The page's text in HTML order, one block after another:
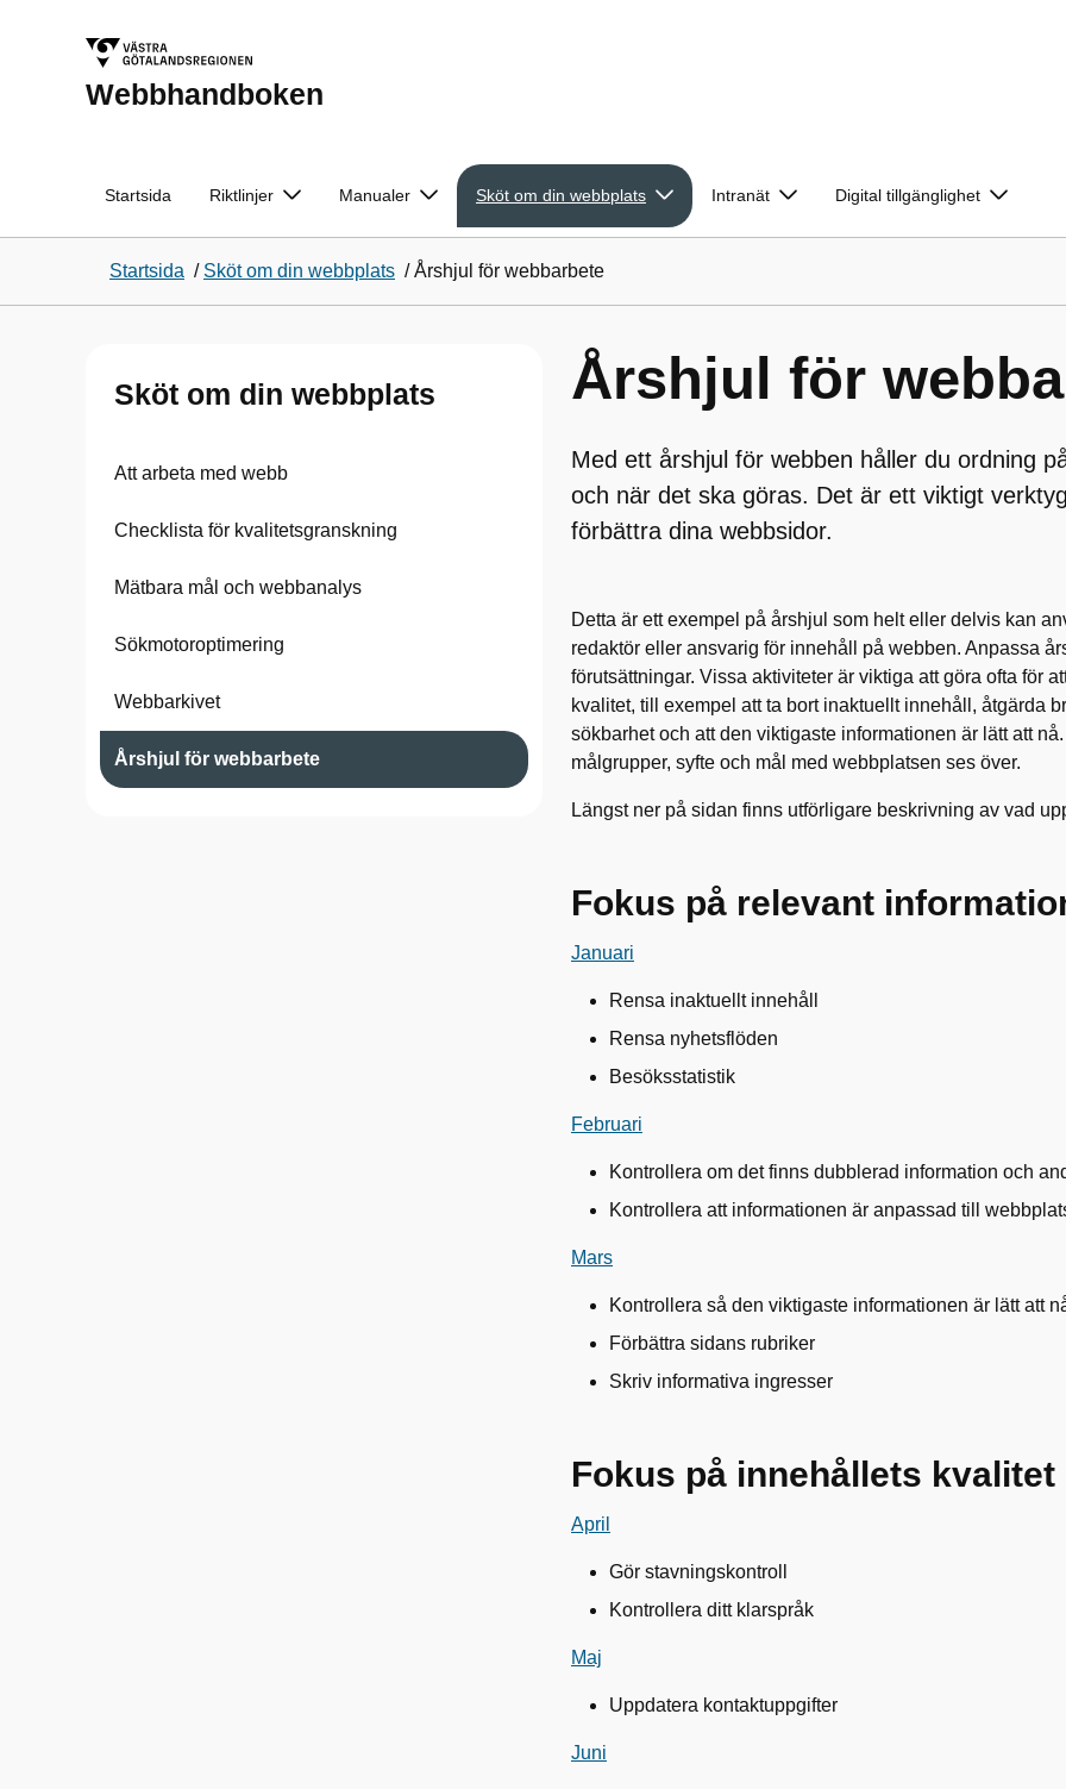
Webbhandboken
Startsida Riktlinjer Manualer Sköt om din webbplats Intranät Digital tillgänglighet
Startsida / Sköt om din webbplats /Årshjul för webbarbete
Sköt om din webbplats
Att arbeta med webb
Checklista för kvalitetsgranskning
Mätbara mål och webbanalys
Sökmotoroptimering
Webbarkivet
Årshjul för webbarbete
Årshjul för
Med ett årshjul för webben håller du ordning
och när det ska göras. Det är ett viktigt
förbättra dina webbsidor.
Detta är ett exempel på årshjul som helt eller delvis kan
redaktör eller ansvarig för innehåll på webben. Anpassa
förutsättningar. Vissa aktiviteter är viktiga att göra ofta för
kvalitet, till exempel att ta bort inaktuellt innehåll, åtgärda
sökbarhet och att den viktigaste informationen är lätt att
målgrupper, syfte och mål med webbplatsen ses över.
Längst ner på sidan finns utförligare beskrivning av vad
Fokus på relevant
Januari
Rensa inaktuellt innehåll
Rensa nyhetsflöden
Besöksstatistik
Februari
Kontrollera om det finns dubblerad information och
Kontrollera att informationen är anpassad till
Mars
Kontrollera så den viktigaste informationen är lätt att
Förbättra sidans rubriker
Skriv informativa ingresser
Fokus på innehållets kvalitet
April
Gör stavningskontroll
Kontrollera ditt klarspråk
Maj
Uppdatera kontaktuppgifter
Juni